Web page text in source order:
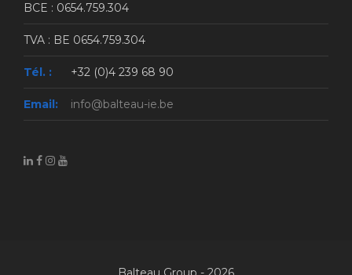
BCE : 0654.759.304
TVA : BE 0654.759.304
Tél. : +32 (0)4 239 68 90
Email: info@balteau-ie.be